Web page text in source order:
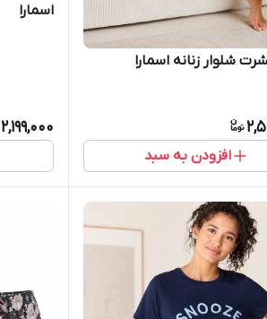
زنانه اسمارا
افزودن به سبد
اسمارا
2,199,000